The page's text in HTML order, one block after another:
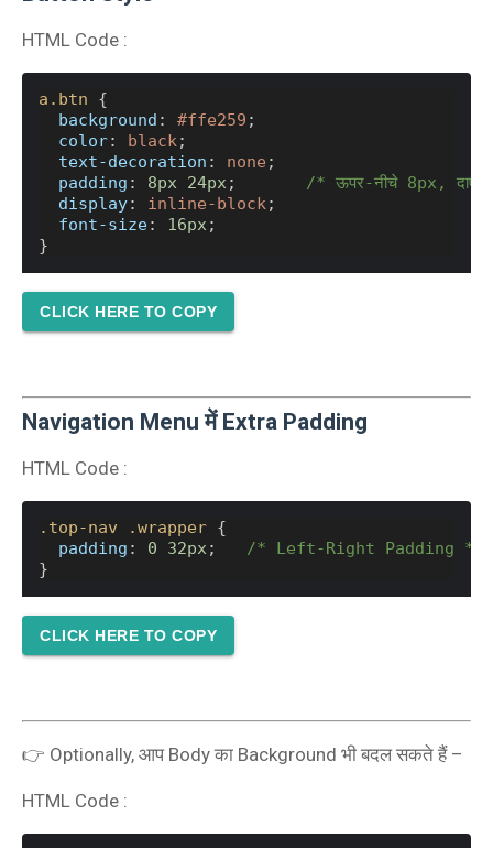
HTML Code :
a.btn {
background : #ffe259 ;
color: black;
text-decoration : none ;
padding : 8px 24px; /* ऊपर-नीचे 8px, दाएँ-
display: inline-block;
font-size: 16px;
}
CLICK HERE TO COPY
Navigation Menu में Extra Padding
HTML Code :
.top-nav .wrapper {
padding : 0 32px; /* Left-Right Padding */
}
CLICK HERE TO COPY
👉 Optionally, आप Body का Background भी बदल सकते हैं –
HTML Code :